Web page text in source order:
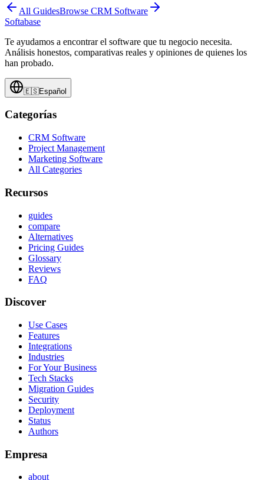
All GuidesBrowse CRM Software
Softabase
Te ayudamos a encontrar el software que tu negocio necesita.
Análisis honestos, comparativas reales y opiniones de quienes los
han probado.
🇪🇸Español
Categorías
CRM Software
Project Management
Marketing Software
All Categories
Recursos
guides
compare
Alternatives
Pricing Guides
Glossary
Reviews
FAQ
Discover
Use Cases
Features
Integrations
Industries
For Your Business
Tech Stacks
Migration Guides
Security
Deployment
Status
Authors
Empresa
about